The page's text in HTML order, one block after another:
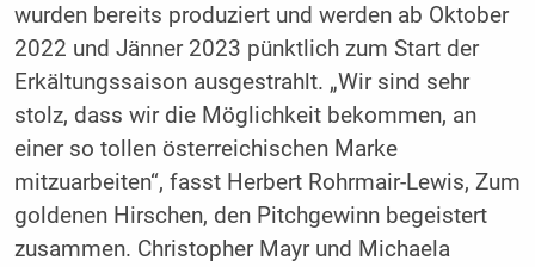
wurden bereits produziert und werden ab Oktober
2022 und Jänner 2023 pünktlich zum Start der
Erkältungssaison ausgestrahlt. „Wir sind sehr
stolz, dass wir die Möglichkeit bekommen, an
einer so tollen österreichischen Marke
mitzuarbeiten“, fasst Herbert Rohrmair-Lewis, Zum
goldenen Hirschen, den Pitchgewinn begeistert
zusammen. Christopher Mayr und Michaela